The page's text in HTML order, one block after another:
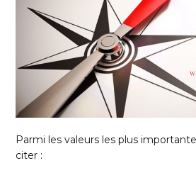
Parmi les valeurs les plus
citer :